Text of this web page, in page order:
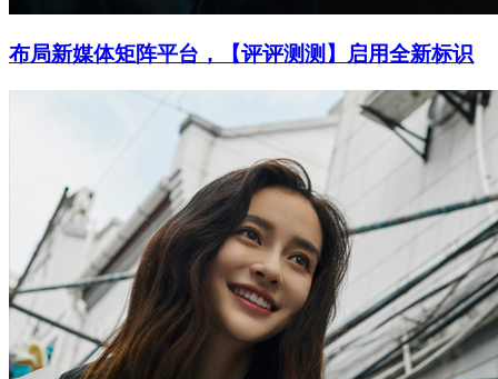
布局新媒体矩阵平台，【评评测测】启用全新标识